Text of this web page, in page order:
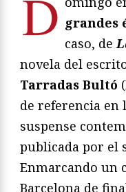
D grandes
caso, de
novela del
Tarradas Bultó
de referencia en
suspense
publicada por el
Enmarcando un
Barcelona de